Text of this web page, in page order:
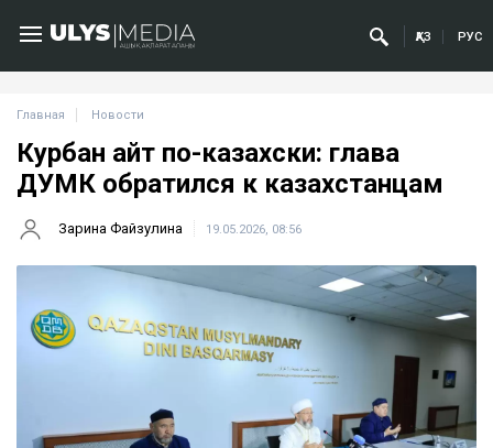
ҚАЗ РУС
Главная Новости
Курбан айт по-казахски: глава
ДУМК обратился к казахстанцам
Зарина Файзулина 19.05.2026, 08:56